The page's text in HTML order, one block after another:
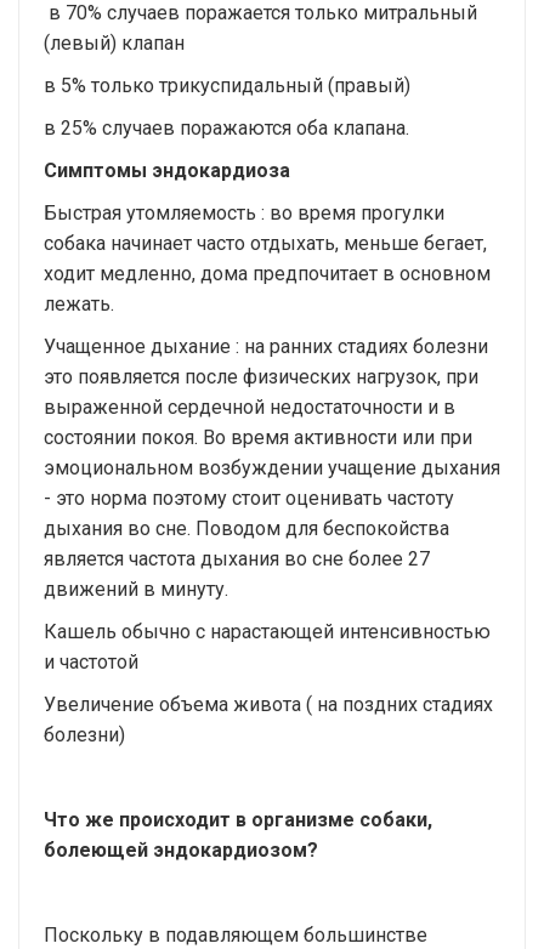
в 70% случаев поражается только митральный
(левый) клапан
в 5% только трикуспидальный (правый)
в 25% случаев поражаются оба клапана.
Симптомы эндокардиоза
Быстрая утомляемость : во время прогулки
собака начинает часто отдыхать, меньше бегает,
ходит медленно, дома предпочитает в основном
лежать.
Учащенное дыхание : на ранних стадиях болезни
это появляется после физических нагрузок, при
выраженной сердечной недостаточности и в
состоянии покоя. Во время активности или при
эмоциональном возбуждении учащение дыхания
- это норма поэтому стоит оценивать частоту
дыхания во сне. Поводом для беспокойства
является частота дыхания во сне более 27
движений в минуту.
Кашель обычно с нарастающей интенсивностью
и частотой
Увеличение объема живота ( на поздних стадиях
болезни)
Что же происходит в организме собаки,
болеющей эндокардиозом?
Поскольку в подавляющем большинстве